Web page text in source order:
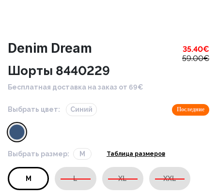
Denim Dream 35.40€
59.00€
Шорты 8440229
Бесплатная доставка на заказ от 69€
Выбрать цвет: Синий Последние
Выбрать размер: M Таблица размеров
M L XL XXL